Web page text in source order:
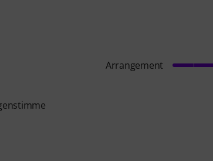
Arrangement